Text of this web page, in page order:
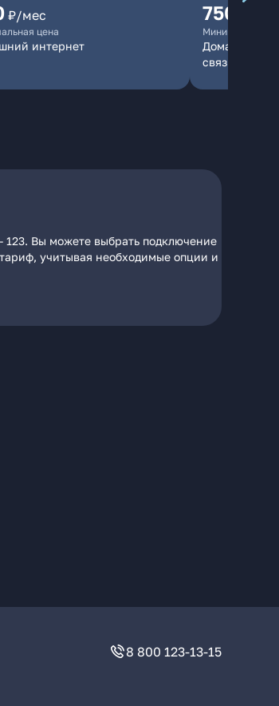
₽/мес
цена
интернет
750
Минимальная
Домашний
связь
123. Вы можете выбрать подключение
учитывая необходимые опции и
8 800 123-13-15